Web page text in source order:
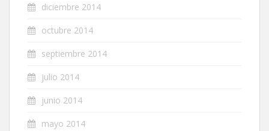
diciembre 2014
octubre 2014
septiembre 2014
julio 2014
junio 2014
mayo 2014